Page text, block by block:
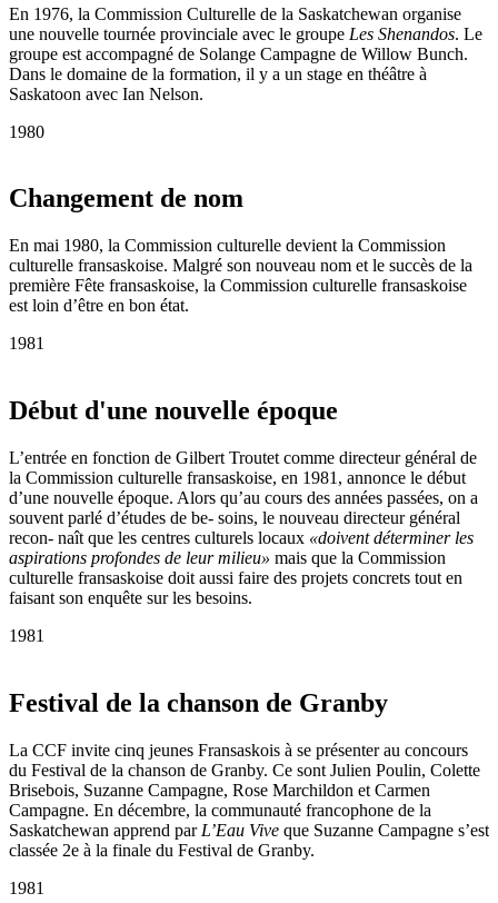
En 1976, la Commission Culturelle de la Saskatchewan organise
une nouvelle tournée provinciale avec le groupe Les Shenandos. Le
groupe est accompagné de Solange Campagne de Willow Bunch.
Dans le domaine de la formation, il y a un stage en théâtre à
Saskatoon avec Ian Nelson.
1980
Changement de nom
En mai 1980, la Commission culturelle devient la Commission
culturelle fransaskoise. Malgré son nouveau nom et le succès de la
première Fête fransaskoise, la Commission culturelle fransaskoise
est loin d’être en bon état.
1981
Début d'une nouvelle époque
L’entrée en fonction de Gilbert Troutet comme directeur général de
la Commission culturelle fransaskoise, en 1981, annonce le début
d’une nouvelle époque. Alors qu’au cours des années passées, on a
souvent parlé d’études de be- soins, le nouveau directeur général
recon- naît que les centres culturels locaux «doivent déterminer les
aspirations profondes de leur milieu» mais que la Commission
culturelle fransaskoise doit aussi faire des projets concrets tout en
faisant son enquête sur les besoins.
1981
Festival de la chanson de Granby
La CCF invite cinq jeunes Fransaskois à se présenter au concours
du Festival de la chanson de Granby. Ce sont Julien Poulin, Colette
Brisebois, Suzanne Campagne, Rose Marchildon et Carmen
Campagne. En décembre, la communauté francophone de la
Saskatchewan apprend par L’Eau Vive que Suzanne Campagne s’est
classée 2e à la finale du Festival de Granby.
1981